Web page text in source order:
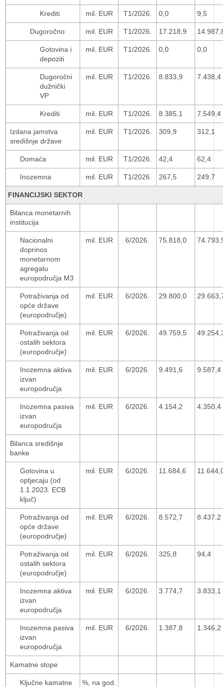
Krediti mil. EUR T1/2026. 0,0 9,5
Dugoročno mil. EUR T1/2026. 17.218,9
Gotovina i
depoziti
mil. EUR T1/2026. 0,0 0,0
Dugoročni
dužnički
VP
mil. EUR T1/2026. 8.833,9 7.438,4
Krediti mil. EUR T1/2026. 8.385,1 7.549,4
Izdana jamstva
središnje države
mil. EUR T1/2026. 309,9 312,1
Domaća mil. EUR T1/2026. 42,4 62,4
Inozemna mil. EUR T1/2026. 267,5 249,7
FINANCIJSKI SEKTOR
Bilanca monetarnih
institucija
Nacionalni
doprinos
monetarnom
agregatu
europodručja M3
mil. EUR 6/2026. 75.818,0
Potraživanja od
opće države
(europodručje)
mil. EUR 6/2026. 29.800,0
Potraživanja od
ostalih sektora
(europodručje)
mil. EUR 6/2026. 49.759,5
Inozemna aktiva
izvan
europodručja
mil. EUR 6/2026. 9.491,6 9.587,4
Inozemna pasiva
izvan
europodručja
mil. EUR 6/2026. 4.154,2 4.350,4
Bilanca središnje
banke
Gotovina u
optjecaju (od
1.1.2023. ECB
ključ)
mil. EUR 6/2026. 11.684,6
Potraživanja od
opće države
(europodručje)
mil. EUR 6/2026. 8.572,7 8.437,2
Potraživanja od
ostalih sektora
(europodručje)
mil. EUR 6/2026. 325,8 94,4
Inozemna aktiva
izvan
europodručja
mil. EUR 6/2026. 3.774,7 3.833,1
Inozemna pasiva
izvan
europodručja
mil. EUR 6/2026. 1.387,8 1.346,2
Kamatne stope
Ključne kamatne %, na god.